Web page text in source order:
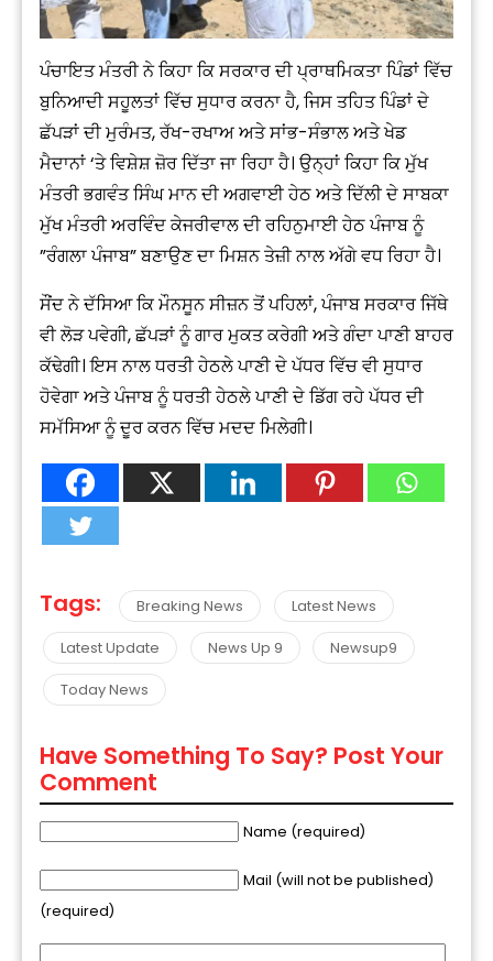
ਪੰਚਾਇਤ ਮੰਤਰੀ ਨੇ ਕਿਹਾ ਕਿ ਸਰਕਾਰ ਦੀ ਪ੍ਰਾਥਮਿਕਤਾ ਪਿੰਡਾਂ ਵਿੱਚ
ਬੁਨਿਆਦੀ ਸਹੂਲਤਾਂ ਵਿੱਚ ਸੁਧਾਰ ਕਰਨਾ ਹੈ, ਜਿਸ ਤਹਿਤ ਪਿੰਡਾਂ ਦੇ
ਛੱਪੜਾਂ ਦੀ ਮੁਰੰਮਤ, ਰੱਖ-ਰਖਾਅ ਅਤੇ ਸਾਂਭ-ਸੰਭਾਲ ਅਤੇ ਖੇਡ
ਮੈਦਾਨਾਂ ‘ਤੇ ਵਿਸ਼ੇਸ਼ ਜ਼ੋਰ ਦਿੱਤਾ ਜਾ ਰਿਹਾ ਹੈ। ਉਨ੍ਹਾਂ ਕਿਹਾ ਕਿ ਮੁੱਖ
ਮੰਤਰੀ ਭਗਵੰਤ ਸਿੰਘ ਮਾਨ ਦੀ ਅਗਵਾਈ ਹੇਠ ਅਤੇ ਦਿੱਲੀ ਦੇ ਸਾਬਕਾ
ਮੁੱਖ ਮੰਤਰੀ ਅਰਵਿੰਦ ਕੇਜਰੀਵਾਲ ਦੀ ਰਹਿਨੁਮਾਈ ਹੇਠ ਪੰਜਾਬ ਨੂੰ
”ਰੰਗਲਾ ਪੰਜਾਬ” ਬਣਾਉਣ ਦਾ ਮਿਸ਼ਨ ਤੇਜ਼ੀ ਨਾਲ ਅੱਗੇ ਵਧ ਰਿਹਾ ਹੈ।
ਸੌਂਦ ਨੇ ਦੱਸਿਆ ਕਿ ਮੌਨਸੂਨ ਸੀਜ਼ਨ ਤੋਂ ਪਹਿਲਾਂ, ਪੰਜਾਬ ਸਰਕਾਰ ਜਿੱਥੇ
ਵੀ ਲੋੜ ਪਵੇਗੀ, ਛੱਪੜਾਂ ਨੂੰ ਗਾਰ ਮੁਕਤ ਕਰੇਗੀ ਅਤੇ ਗੰਦਾ ਪਾਣੀ ਬਾਹਰ
ਕੱਢੇਗੀ। ਇਸ ਨਾਲ ਧਰਤੀ ਹੇਠਲੇ ਪਾਣੀ ਦੇ ਪੱਧਰ ਵਿੱਚ ਵੀ ਸੁਧਾਰ
ਹੋਵੇਗਾ ਅਤੇ ਪੰਜਾਬ ਨੂੰ ਧਰਤੀ ਹੇਠਲੇ ਪਾਣੀ ਦੇ ਡਿੱਗ ਰਹੇ ਪੱਧਰ ਦੀ
ਸਮੱਸਿਆ ਨੂੰ ਦੂਰ ਕਰਨ ਵਿੱਚ ਮਦਦ ਮਿਲੇਗੀ।
Tags: Breaking News
Latest News
Latest Update
News Up 9
Newsup9
Today News
Have Something To Say? Post Your
Comment
Name (required)
Mail (will not be published)
(required)